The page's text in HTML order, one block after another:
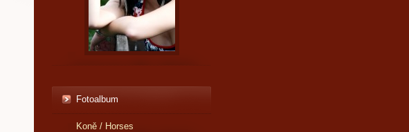
Fotoalbum
Koně / Horses